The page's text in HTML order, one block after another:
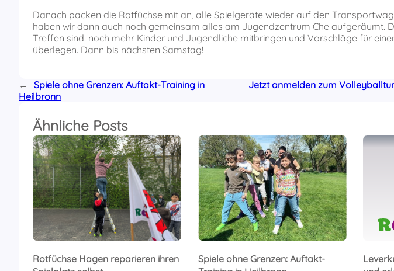
Danach packen die Rotfüchse mit an, alle Spielgeräte wieder auf den
haben wir dann auch noch gemeinsam alles am Jugendzentrum Che aufgeräumt.
Treffen sind: noch mehr Kinder und Jugendliche mitbringen und Vorschläge für
überlegen. Dann bis nächsten Samstag!
←
Spiele ohne Grenzen: Auftakt-Training in
Heilbronn
Jetzt anmelden zum
Ähnliche Posts
Rotfüchse Hagen reparieren ihren
Spiele ohne Grenzen: Auftakt-